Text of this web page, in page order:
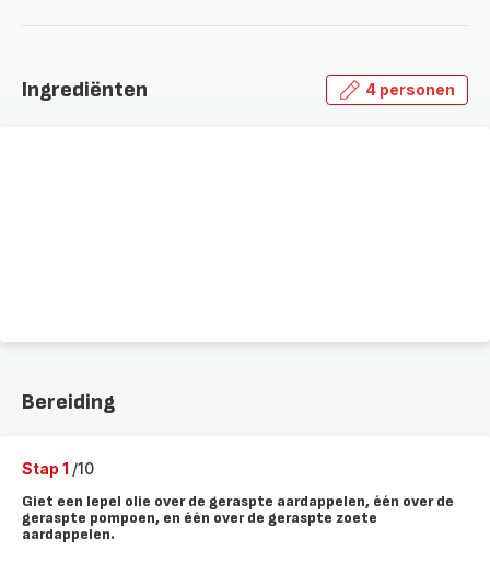
Ingrediënten 4 personen
Bereiding
Stap 1 /10
Giet een lepel olie over de geraspte aardappelen, één over de
geraspte pompoen, en één over de geraspte zoete
aardappelen.